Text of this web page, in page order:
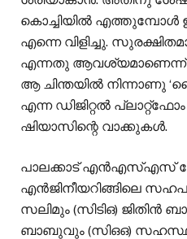
കൊച്ചിയിൽ
എന്നെ വിളിച്ചു.
എന്നതു ആവശ്യമാണെന്ന്
ആ ചിന്തയിൽ നിന്നാണു
എന്ന ഡിജിറ്റൽ
ഷിയാസിന്റെ വാക്കുകൾ.
പാലക്കാട് എൻഎസ്എസ്
എൻജിനീയറിങ്ങിലെ
സലിമും (സിടിഒ) ജിതിൻ
ബാബുവും (സിഒഒ)